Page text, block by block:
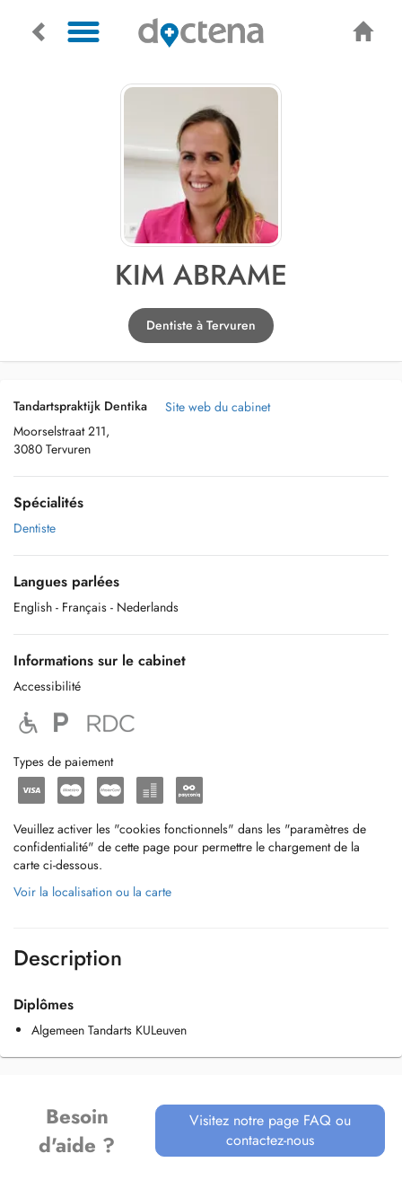
KIM ABRAME
Dentiste à Tervuren
Tandartspraktijk Dentika
Moorselstraat 211,
3080 Tervuren
Site web du cabinet
Spécialités
Dentiste
Langues parlées
English - Français - Nederlands
Informations sur le cabinet
Accessibilité
Types de paiement
Veuillez activer les "cookies fonctionnels" dans les "paramètres de
confidentialité" de cette page pour permettre le chargement de la
carte ci-dessous.
Voir la localisation ou la carte
Description
Diplômes
Algemeen Tandarts KULeuven
Besoin
d'aide ?
Visitez notre page FAQ ou
contactez-nous